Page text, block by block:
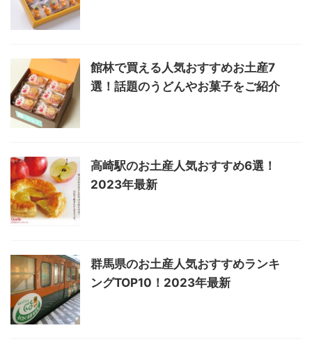
館林で買える人気おすすめお土産7
選！話題のうどんやお菓子をご紹介
高崎駅のお土産人気おすすめ6選！
2023年最新
群馬県のお土産人気おすすめランキ
ングTOP10！2023年最新